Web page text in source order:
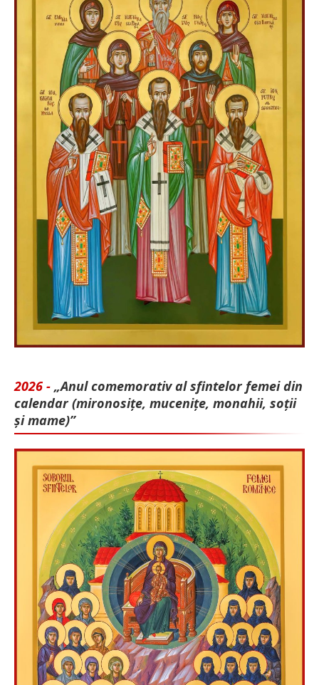
2026 - „Anul comemorativ al sfintelor femei din
calendar (mironosițe, mu­cenițe, monahii, soții
și mame)”